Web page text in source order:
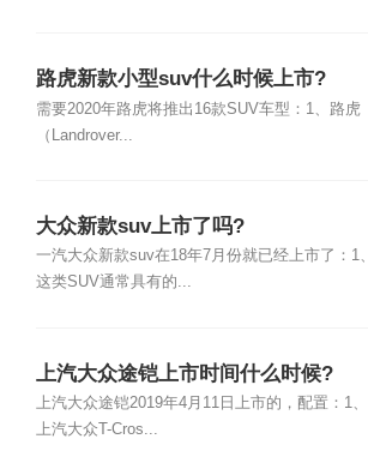
路虎新款小型suv什么时候上市?
需要2020年路虎将推出16款SUV车型：1、路虎
（Landrover...
大众新款suv上市了吗?
一汽大众新款suv在18年7月份就已经上市了：1、
这类SUV通常具有的...
上汽大众途铠上市时间什么时候?
上汽大众途铠2019年4月11日上市的，配置：1、
上汽大众T-Cros...